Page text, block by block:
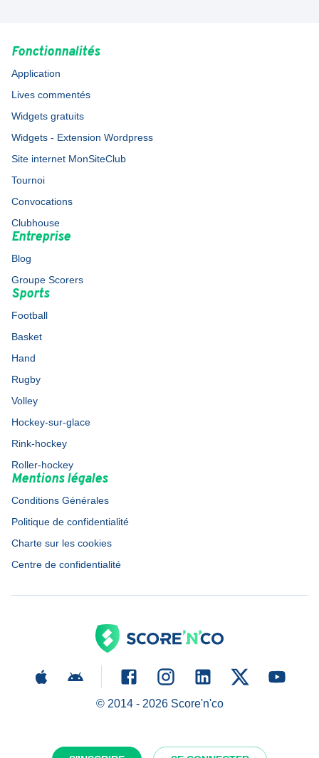
Fonctionnalités
Application
Lives commentés
Widgets gratuits
Widgets - Extension Wordpress
Site internet MonSiteClub
Tournoi
Convocations
Clubhouse
Entreprise
Blog
Groupe Scorers
Sports
Football
Basket
Hand
Rugby
Volley
Hockey-sur-glace
Rink-hockey
Roller-hockey
Mentions légales
Conditions Générales
Politique de confidentialité
Charte sur les cookies
Centre de confidentialité
© 2014 - 2026Score'n'co